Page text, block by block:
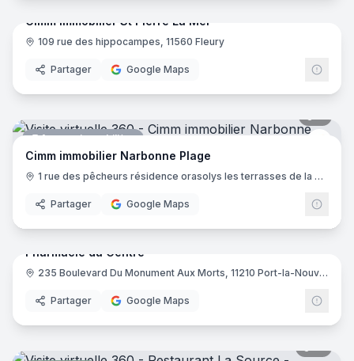
Agence immobilière
Cimm immobilier St Pierre La Mer
109 rue des hippocampes, 11560 Fleury
Partager Google Maps
Agence immobilière
Cimm immobilier Narbonne Plage
1 rue des pêcheurs résidence orasolys les terrasses de la mer, 11100 Narbonne
Partager Google Maps
Pharmacie
Pharmacie du Centre
235 Boulevard Du Monument Aux Morts, 11210 Port-la-Nouvelle
Partager Google Maps